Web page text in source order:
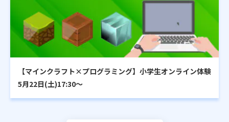
【マインクラフト×プログラミング】小学生オンライン体験
5月22日(土)17:30〜